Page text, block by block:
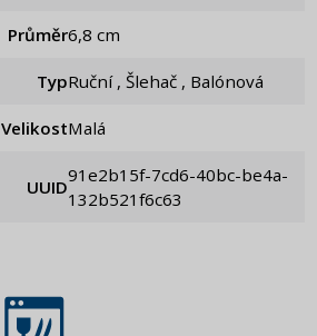
Průměr 6,8 cm
Typ Ruční , Šlehač , Balónová
Velikost Malá
UUID
91e2b15f-7cd6-40bc-be4a-
132b521f6c63